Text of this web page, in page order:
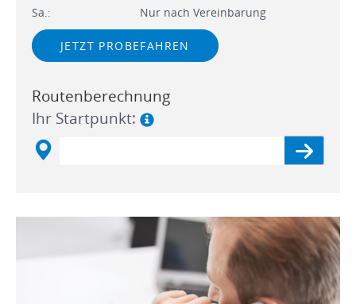
Sa.:
Nur nach Vereinbarung
JETZT PROBEFAHREN
Routenberechnung
Ihr Startpunkt: